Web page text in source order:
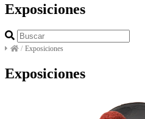
Exposiciones
/ Exposiciones
Exposiciones